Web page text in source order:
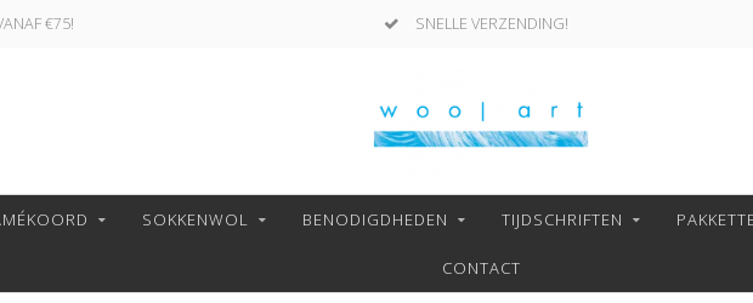
€75! SNELLE VERZENDING!
SOKKENWOL BENODIGDHEDEN TIJDSCHRIFTEN
CONTACT